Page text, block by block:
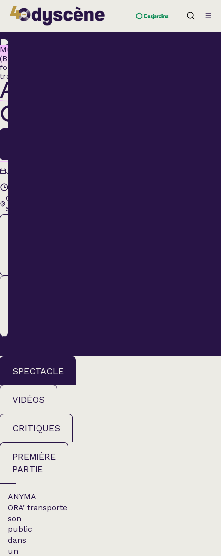
Musique
(Blues,
folk,
traditionnelle)
ANYMA
ORA’
Jeudi
Cabaret BMO
Sainte-Thérèse
SPECTACLE
VIDÉOS
CRITIQUES
PREMIÈRE
PARTIE
ANYMA
ORA’ transporte
son
public
dans
un